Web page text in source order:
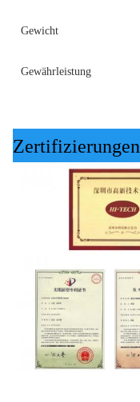
Gewicht
Gewährleistung
Zertifizierungen